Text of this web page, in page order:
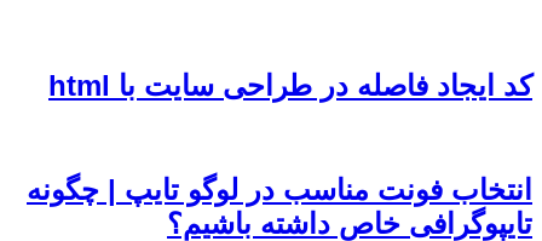
کد ایجاد فاصله در طراحی سایت با html
انتخاب فونت مناسب در لوگو تایپ | چگونه
تایپوگرافی خاص داشته باشیم؟